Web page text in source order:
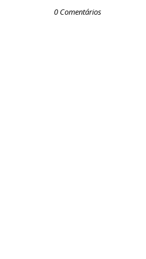
0 Comentários